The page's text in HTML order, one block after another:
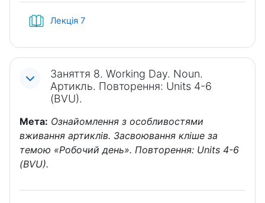
Лекція 7Книга
Заняття 8. Working Day. Noun.
Артикль. Повторення: Units 4-6
(BVU).
Мета: Ознайомлення з особливостями
вживання артиклів. Засвоювання кліше за
темою «Робочий день». Повторення: Units 4-6
(BVU).